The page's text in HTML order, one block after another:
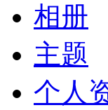
相册
主题
个人